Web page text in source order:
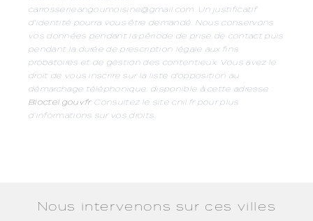
carrosserieangoumoisine@gmail.com. Un justificatif
d'identité pourra vous être demandé. Nous conservons
vos données pendant la période de prise de contact puis
pendant la durée de prescription légale aux fins
probatoires et de gestion des contentieux. Vous avez le
droit de vous inscrire sur la liste d'opposition au
démarchage téléphonique, disponible à cette adresse :
Bloctel.gouv.fr. Consultez le site cnil.fr pour plus
d’informations sur vos droits.
Nous intervenons sur ces villes